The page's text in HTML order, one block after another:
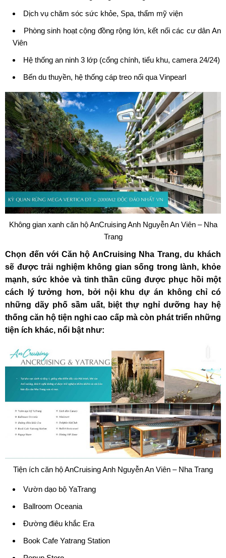
Dịch vụ chăm sóc sức khỏe, Spa, thẩm mỹ viện
Phòng sinh hoạt cộng đồng rộng lớn, kết nối các cư dân An
Viên
Hệ thống an ninh 3 lớp (cổng chính, tiểu khu, camera 24/24)
Bến du thuyền, hệ thống cáp treo nối qua Vinpearl
Không gian xanh căn hộ AnCruising Anh Nguyễn An Viên – Nha
Trang
Chọn đến với Căn hộ AnCruising Nha Trang, du khách
sẽ được trải nghiệm không gian sống trong lành, khỏe
mạnh, sức khỏe và tinh thần cũng được phục hồi một
cách lý tưởng hơn, bởi nội khu dự án không chỉ có
những dãy phố sầm uất, biệt thự nghỉ dưỡng hay hệ
thống căn hộ tiện nghi cao cấp mà còn phát triển những
tiện ích khác, nổi bật như:
Tiện ích căn hộ AnCruising Anh Nguyễn An Viên – Nha Trang
Vườn dạo bộ YaTrang
Ballroom Oceania
Đường điêu khắc Era
Book Cafe Yatrang Station